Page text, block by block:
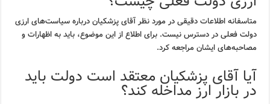
متاسفانه اطلاعات دقیقی در مورد نظر آقای پزشکیان درباره سیاست‌های ارزی
دولت فعلی در دسترس نیست. برای اطلاع از این موضوع، باید به اظهارات و
مصاحبه‌های ایشان مراجعه کرد.
آیا آقای پزشکیان معتقد است دولت باید
در بازار ارز مداخله کند؟